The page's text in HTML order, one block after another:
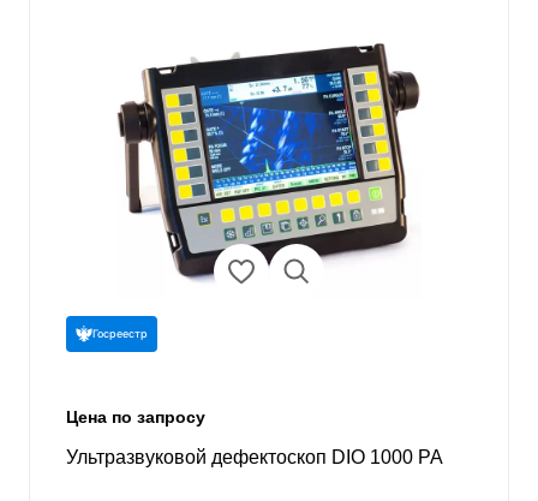
Госреестр
Цена по запросу
Ультразвуковой дефектоскоп DIO 1000 PA